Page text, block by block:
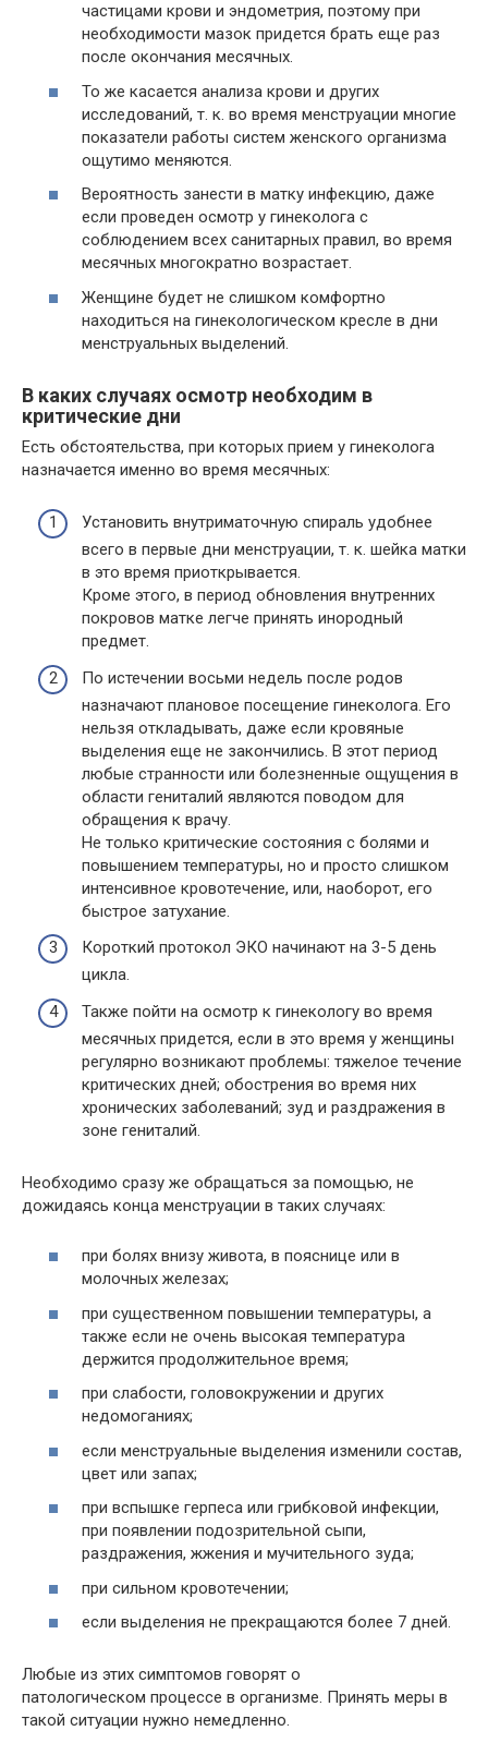
частицами крови и эндометрия, поэтому при
необходимости мазок придется брать еще раз
после окончания месячных.
То же касается анализа крови и других
исследований, т. к. во время менструации многие
показатели работы систем женского организма
ощутимо меняются.
Вероятность занести в матку инфекцию, даже
если проведен осмотр у гинеколога с
соблюдением всех санитарных правил, во время
месячных многократно возрастает.
Женщине будет не слишком комфортно
находиться на гинекологическом кресле в дни
менструальных выделений.
В каких случаях осмотр необходим в
критические дни
Есть обстоятельства, при которых прием у гинеколога
назначается именно во время месячных:
Установить внутриматочную спираль удобнее
всего в первые дни менструации, т. к. шейка матки
в это время приоткрывается.
Кроме этого, в период обновления внутренних
покровов матке легче принять инородный
предмет.
По истечении восьми недель после родов
назначают плановое посещение гинеколога. Его
нельзя откладывать, даже если кровяные
выделения еще не закончились. В этот период
любые странности или болезненные ощущения в
области гениталий являются поводом для
обращения к врачу.
Не только критические состояния с болями и
повышением температуры, но и просто слишком
интенсивное кровотечение, или, наоборот, его
быстрое затухание.
Короткий протокол ЭКО начинают на 3-5 день
цикла.
Также пойти на осмотр к гинекологу во время
месячных придется, если в это время у женщины
регулярно возникают проблемы: тяжелое течение
критических дней; обострения во время них
хронических заболеваний; зуд и раздражения в
зоне гениталий.
Необходимо сразу же обращаться за помощью, не
дожидаясь конца менструации в таких случаях:
при болях внизу живота, в пояснице или в
молочных железах;
при существенном повышении температуры, а
также если не очень высокая температура
держится продолжительное время;
при слабости, головокружении и других
недомоганиях;
если менструальные выделения изменили состав,
цвет или запах;
при вспышке герпеса или грибковой инфекции,
при появлении подозрительной сыпи,
раздражения, жжения и мучительного зуда;
при сильном кровотечении;
если выделения не прекращаются более 7 дней.
Любые из этих симптомов говорят о
патологическом процессе в организме. Принять меры в
такой ситуации нужно немедленно.